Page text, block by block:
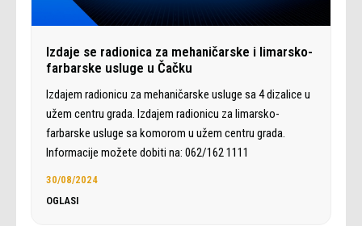
Izdaje se radionica za mehaničarske i limarsko-
farbarske usluge u Čačku
Izdajem radionicu za mehaničarske usluge sa 4 dizalice u
užem centru grada. Izdajem radionicu za limarsko-
farbarske usluge sa komorom u užem centru grada.
Informacije možete dobiti na: 062/162 1111
30/08/2024
OGLASI